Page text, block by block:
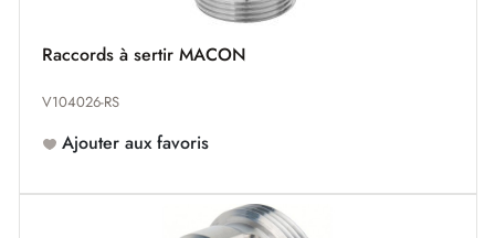
Raccords à sertir MACON
V104026-RS
Ajouter aux favoris